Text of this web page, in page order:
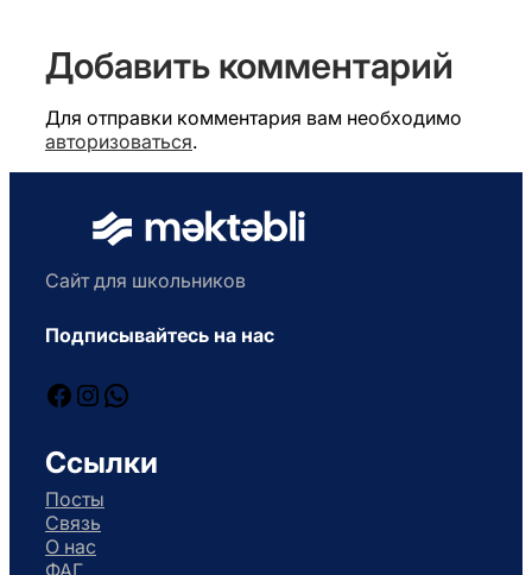
Добавить комментарий
Для отправки комментария вам необходимо
авторизоваться.
Сайт для школьников
Подписывайтесь на нас
Facebook
Instagram
WhatsApp
Ссылки
Посты
Связь
О нас
ФАГ